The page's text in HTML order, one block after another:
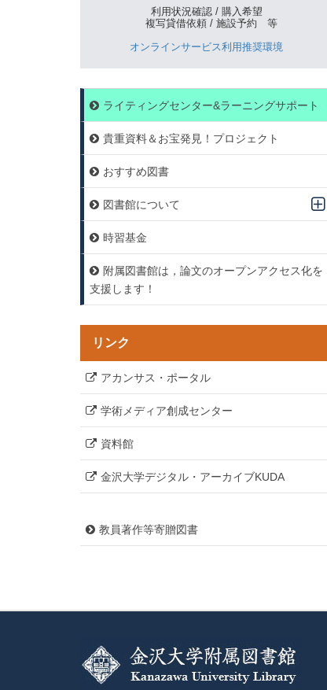
利用状況確認 / 購入希望
複写貸借依頼 / 施設予約 等
オンラインサービス利用推奨環境
ライティングセンター&ラーニングサポート
貴重資料＆お宝発見！プロジェクト
おすすめ図書
図書館について
時習基金
附属図書館は，論文のオープンアクセス化を
支援します！
リンク
アカンサス・ポータル
学術メディア創成センター
資料館
金沢大学デジタル・アーカイブKUDA
教員著作等寄贈図書